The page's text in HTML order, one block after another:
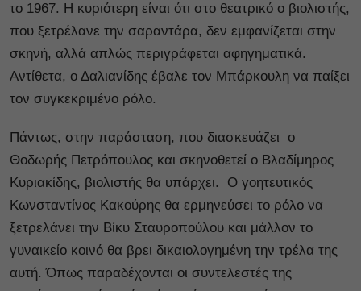
το 1967. Η κυριότερη είναι ότι στο θεατρικό ο βιολιστής,
που ξετρέλανε την σαραντάρα, δεν εμφανίζεται στην
σκηνή, αλλά απλώς περιγράφεται αφηγηματικά.
Αντίθετα, ο Δαλιανίδης έβαλε τον Μπάρκουλη να παίξει
τον συγκεκριμένο ρόλο.
Πάντως, στην παράσταση, που διασκευάζει ο
Θοδωρής Πετρόπουλος και σκηνοθετεί ο Βλαδίμηρος
Κυριακίδης, βιολιστής θα υπάρχει. Ο γοητευτικός
Κωνσταντίνος Κακούρης θα ερμηνεύσει το ρόλο να
ξετρελάνει την Βίκυ Σταυροπούλου και μάλλον το
γυναικείο κοινό θα βρει δικαιολογημένη την τρέλα της
αυτή. Όπως παραδέχονται οι συντελεστές της